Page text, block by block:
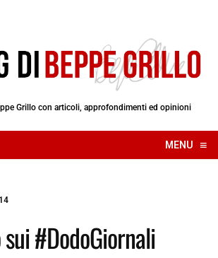
Grillo con articoli, approfondimenti ed opinioni
MENU ≡
☰
#DodoGiornali